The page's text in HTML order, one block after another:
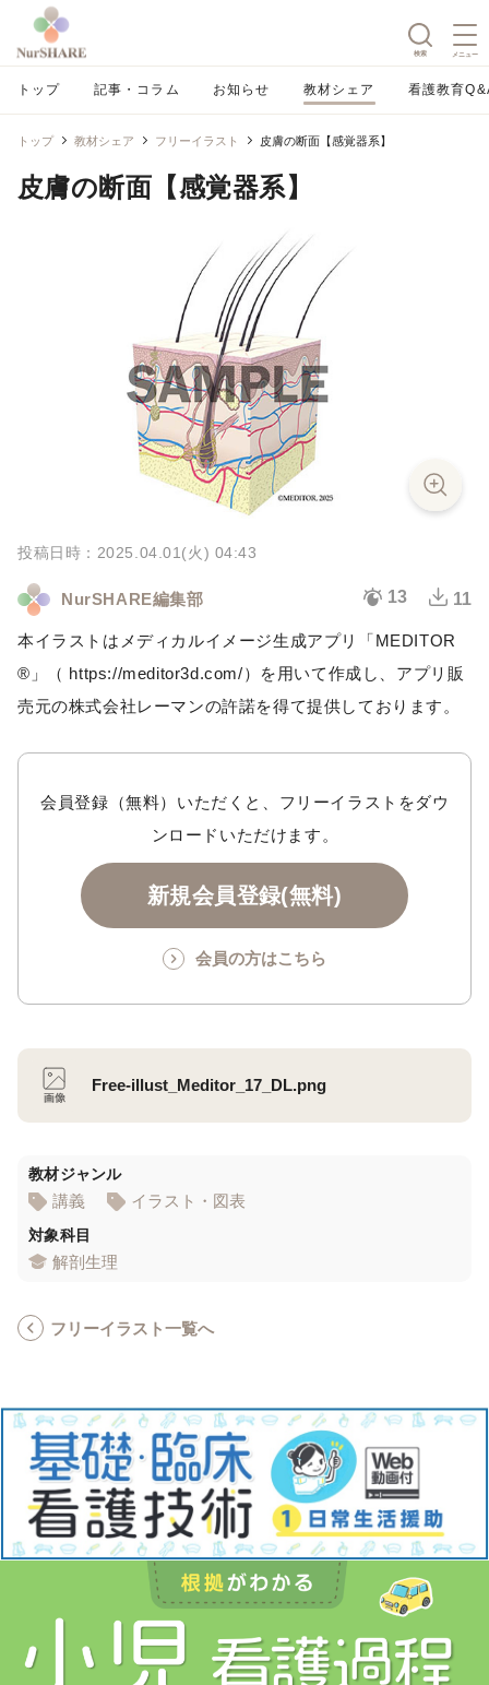
検索 メニュー
トップ 記事・コラム お知らせ 教材シェア 看護教育
トップ 教材シェア フリーイラスト 皮膚の断面【感覚器系】
皮膚の断面【感覚器系】
投稿日時：2025.04.01(火) 04:43
NurSHARE編集部 13 11
本イラストはメディカルイメージ生成アプリ「MEDITOR
®︎」（ https://meditor3d.com/）を用いて作成し、アプリ販
売元の株式会社レーマンの許諾を得て提供しております。
会員登録（無料）いただくと、フリーイラストをダウ
ンロードいただけます。
新規会員登録(無料)
会員の方はこちら
Free-illust_Meditor_17_DL.png
教材ジャンル
講義 イラスト・図表
対象科目
解剖生理
フリーイラスト一覧へ